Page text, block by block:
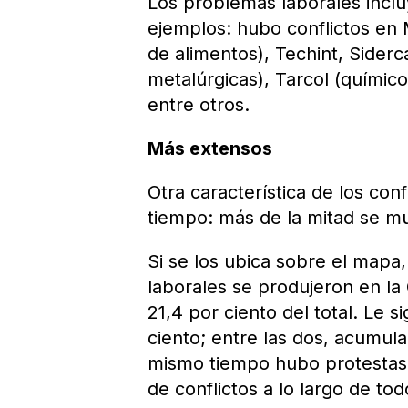
ejemplos: hubo conflictos en
de alimentos), Techint,
metalúrgicas), Tarcol
entre otros.
Más extensos
Otra característica de los
tiempo: más de la mitad se
Si se los ubica sobre el
laborales se produjeron en
21,4 por ciento del total. Le
ciento; entre las dos,
mismo tiempo hubo
de conflictos a lo largo de